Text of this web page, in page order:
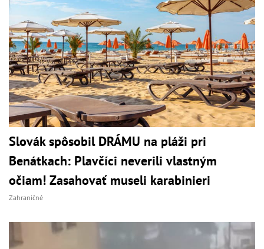
Slovák spôsobil DRÁMU na pláži pri
Benátkach: Plavčíci neverili vlastným
očiam! Zasahovať museli karabinieri
Zahraničné